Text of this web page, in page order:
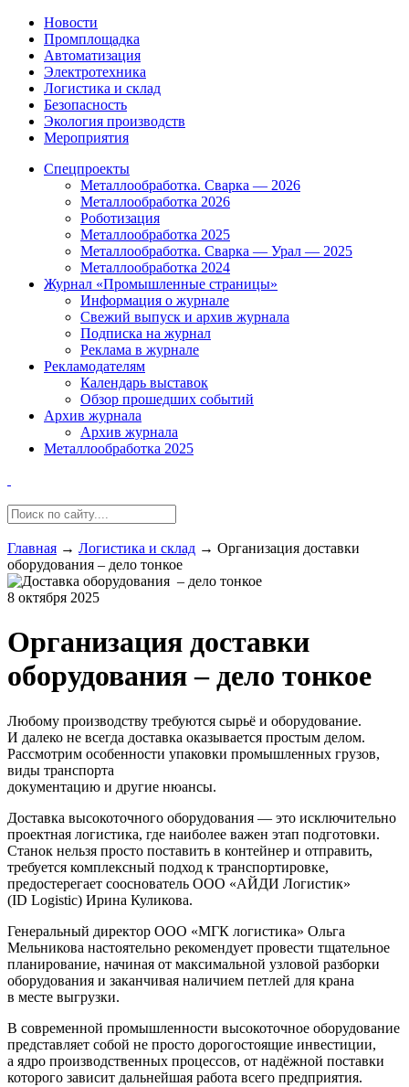
Новости
Промплощадка
Автоматизация
Электротехника
Логистика и склад
Безопасность
Экология производств
Мероприятия
Спецпроекты
Металлообработка. Сварка — 2026
Металлообработка 2026
Роботизация
Металлообработка 2025
Металлообработка. Сварка — Урал — 2025
Металлообработка 2024
Журнал «Промышленные страницы»
Информация о журнале
Свежий выпуск и архив журнала
Подписка на журнал
Реклама в журнале
Рекламодателям
Календарь выставок
Обзор прошедших событий
Архив журнала
Архив журнала
Металлообработка 2025
Главная → Логистика и склад → Организация доставки
оборудования – дело тонкое
8 октября 2025
Организация доставки
оборудования – дело тонкое
Любому производству требуются сырьё и оборудование.
И далеко не всегда доставка оказывается простым делом.
Рассмотрим особенности упаковки промышленных грузов,
виды транспорта
документацию и другие нюансы.
Доставка высокоточного оборудования — это исключительно
проектная логистика, где наиболее важен этап подготовки.
Станок нельзя просто поставить в контейнер и отправить,
требуется комплексный подход к транспортировке,
предостерегает сооснователь ООО «АЙДИ Логистик»
(ID Logistic) Ирина Куликова.
Генеральный директор ООО «МГК логистика» Ольга
Мельникова настоятельно рекомендует провести тщательное
планирование, начиная от максимальной узловой разборки
оборудования и заканчивая наличием петлей для крана
в месте выгрузки.
В современной промышленности высокоточное оборудование
представляет собой не просто дорогостоящие инвестиции,
а ядро производственных процессов, от надёжной поставки
которого зависит дальнейшая работа всего предприятия.